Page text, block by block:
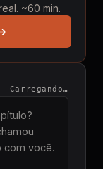
~60 min.
Carregando…